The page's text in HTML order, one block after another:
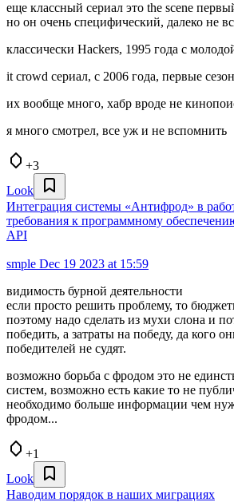
еще классный сериал это the scene
но он очень специфический, далеко не
классически Hackers, 1995 года с
it crowd сериал, с 2006 года, первые
их вообще много, хабр вроде не
я много смотрел, все уж и не вспомнить
+3
Look
Интеграция системы «Антифрод» в
требования к программному
API
smple Dec 19 2023 at 15:59
видимость бурной деятельности
если просто решить проблему, то
поэтому надо сделать из мухи слона и
победить, а затраты на победу, да кого
победителей не судят.
возможно борьба с фродом это не
систем, возможно есть какие то не
необходимо больше информации чем
фродом...
+1
Look
Наводим порядок в наших миграциях